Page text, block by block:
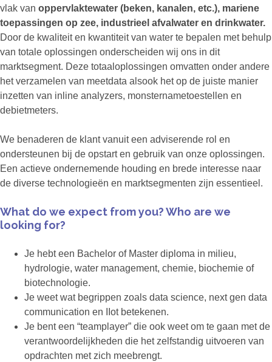
vlak van oppervlaktewater (beken, kanalen, etc.), mariene
toepassingen op zee, industrieel afvalwater en drinkwater.
Door de kwaliteit en kwantiteit van water te bepalen met behulp
van totale oplossingen onderscheiden wij ons in dit
marktsegment. Deze totaaloplossingen omvatten onder andere
het verzamelen van meetdata alsook het op de juiste manier
inzetten van inline analyzers, monsternametoestellen en
debietmeters.
We benaderen de klant vanuit een adviserende rol en
ondersteunen bij de opstart en gebruik van onze oplossingen.
Een actieve ondernemende houding en brede interesse naar
de diverse technologieën en marktsegmenten zijn essentieel.
What do we expect from you? Who are we
looking for?
Je hebt een Bachelor of Master diploma in milieu,
hydrologie, water management, chemie, biochemie of
biotechnologie.
Je weet wat begrippen zoals data science, next gen data
communication en IIot betekenen.
Je bent een “teamplayer” die ook weet om te gaan met de
verantwoordelijkheden die het zelfstandig uitvoeren van
opdrachten met zich meebrengt.